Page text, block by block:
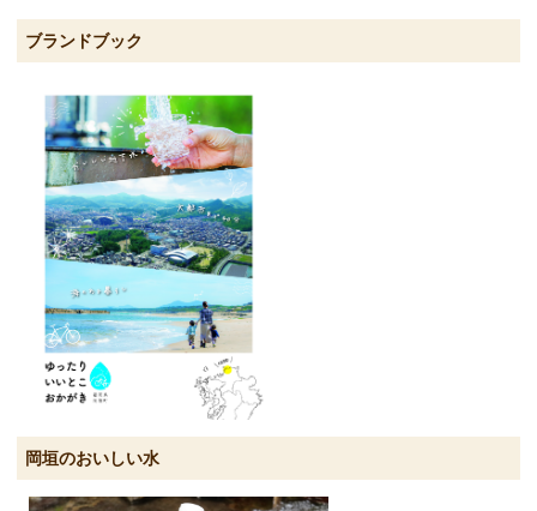
ブランドブック
岡垣のおいしい水